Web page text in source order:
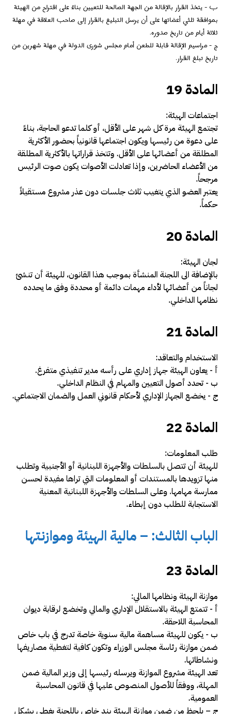
ب -­ يتخذ القرار بالإقالة من الجهة الصالحة للتعيين بناءً على اقتراح من الهيئة
بموافقة ثلثي أعضائها على أن يرسل التبليغ بالقرار إلى صاحب العلاقة في مهلة
ثلاثة أيام من تاريخ صدوره.
ج -­ مراسيم الإقالة قابلة للطعن أمام مجلس شورى الدولة في مهلة شهرين من
تاريخ تبلغ القرار.
المادة 19
اجتماعات الهيئة:
تجتمع الهيئة مرة كل شهر على الأقل، أو كلما تدعو الحاجة، بناءً
على دعوة من رئيسها ويكون اجتماعها قانونياً بحضور الأكثرية
المطلقة من أعضائها على الأقل. وتتخذ قراراتها بالأكثرية المطلقة
من الأعضاء الحاضرين، وإذا تعادلت الأصوات يكون صوت الرئيس
مرجحاً.
يعتبر العضو الذي يتغيب ثلاث جلسات دون عذر مشروع مستقيلاً
حكماً.
المادة 20
لجان الهيئة:
بالإضافة الى اللجنة المنشأة بموجب هذا القانون، للهيئة أن تنشئ
لجاناً من أعضائها لأداء مهمات دائمة أو محددة وفق ما يحدده
نظامها الداخلي.
المادة 21
الاستخدام والتعاقد:
أ -­ يعاون الهيئة جهاز إداري على رأسه مدير تنفيذي متفرغ.
ب -­ تحدد أصول التعيين والمهام في النظام الداخلي.
ج -­ يخضع الجهاز الإداري لأحكام قانوني العمل والضمان الاجتماعي.
المادة 22
طلب المعلومات:
للهيئة أن تتصل بالسلطات والأجهزة اللبنانية أو الأجنبية وتطلب
منها تزويدها بالمستندات أو المعلومات التي تراها مفيدة لحسن
ممارسة مهامها. وعلى السلطات والأجهزة اللبنانية المعنية
الاستجابة للطلب دون إبطاء.
الباب الثالث: – مالية الهيئة وموازنتها
المادة 23
موازنة الهيئة ونظامها المالي:
أ -­ تتمتع الهيئة بالاستقلال الإداري والمالي وتخضع لرقابة ديوان
المحاسبة اللاحقة.
ب -­ يكون للهيئة مساهمة مالية سنوية خاصة تدرج في باب خاص
ضمن موازنة رئاسة مجلس الوزراء وتكون كافية لتغطية مصاريفها
ونشاطاتها.
تعد الهيئة مشروع الموازنة ويرسله رئيسها إلى وزير المالية ضمن
المهلة، ووفقاً للأصول المنصوص عليها في قانون المحاسبة
العمومية.
ج – يلحظ من ضمن موازنة الهيئة بند خاص باللجنة يغطي بشكل